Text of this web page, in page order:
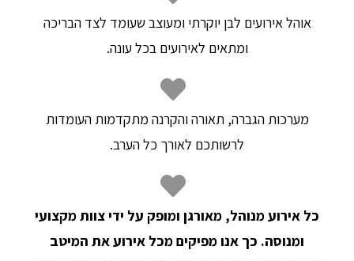
אוהל אירועים לבן יוקרתי ומעוצב שעומד לצד הבריכה
ומתאים לאירועים בכל עונה.​
מערכות הגברה, תאורה והקרנה מתקדמות העומדות
לרשותכם לאורך כל הערב.​
כל אירוע מנוהל, מאורגן ומופק על ידי צוות מקצועי
ומנוסה. כך אנו מפיקים מכל אירוע את המיטב